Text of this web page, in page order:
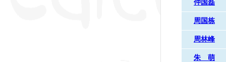
仲国磊
周国栋
周林峰
朱 萌